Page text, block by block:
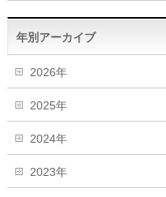
年別アーカイブ
2026年
2025年
2024年
2023年